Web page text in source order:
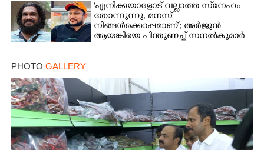
'എനിക്കയാളോട് വല്ലാത്ത സ്‌നേഹം
തോന്നുന്നു, മനസ്
നിങ്ങൾക്കൊപ്പമാണ്'; അർജുൻ
ആയങ്കിയെ പിന്തുണച്ച് സനൽകുമാർ
PHOTO GALLERY